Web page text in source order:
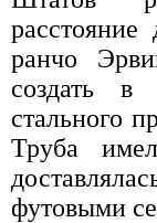
ранчо
создать в
стального
Труба
футовыми